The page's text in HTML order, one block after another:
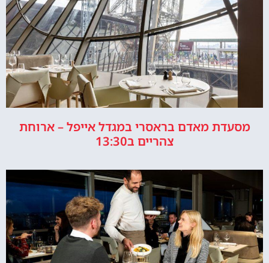
מסעדת מאדם בראסרי במגדל אייפל – ארוחת
צהריים ב13:30